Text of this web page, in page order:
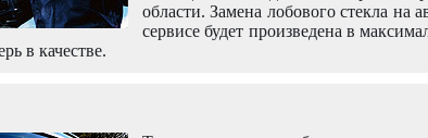
области. Замена лобового стекла на
сервисе будет произведена в
в качестве.